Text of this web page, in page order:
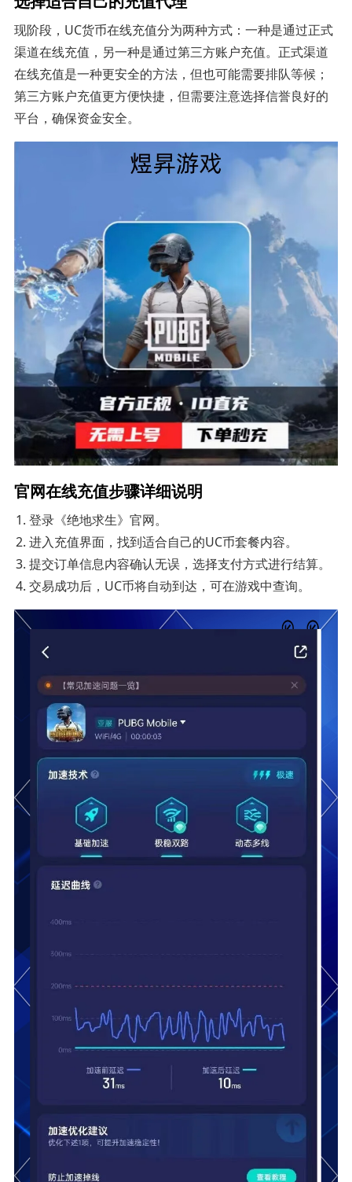
现阶段，UC货币在线充值分为两种方式：一种是通过正式
渠道在线充值，另一种是通过第三方账户充值。正式渠道
在线充值是一种更安全的方法，但也可能需要排队等候；
第三方账户充值更方便快捷，但需要注意选择信誉良好的
平台，确保资金安全。
官网在线充值步骤详细说明
登录《绝地求生》官网。
进入充值界面，找到适合自己的UC币套餐内容。
提交订单信息内容确认无误，选择支付方式进行结算。
交易成功后，UC币将自动到达，可在游戏中查询。